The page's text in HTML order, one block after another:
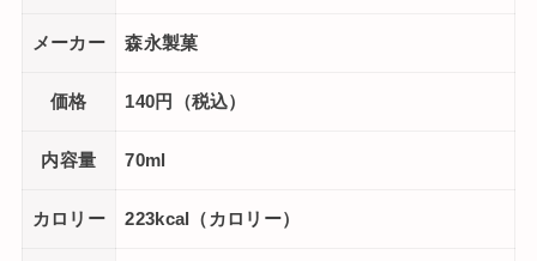
メーカー 森永製菓
価格 140円（税込）
内容量 70ml
カロリー 223kcal（カロリー）